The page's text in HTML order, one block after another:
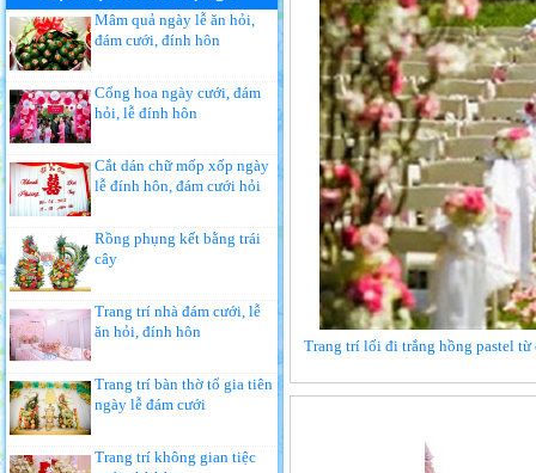
Mâm quả ngày lễ ăn hỏi,
đám cưới, đính hôn
Cổng hoa ngày cưới, đám
hỏi, lễ đính hôn
Cắt dán chữ mốp xốp ngày
lễ đính hôn, đám cưới hỏi
Rồng phụng kết bằng trái
cây
Trang trí nhà đám cưới, lễ
ăn hỏi, đính hôn
Trang trí bàn thờ tổ gia tiên
ngày lễ đám cưới
Trang trí không gian tiệc
Trang trí lối đi trắng hồng pastel từ